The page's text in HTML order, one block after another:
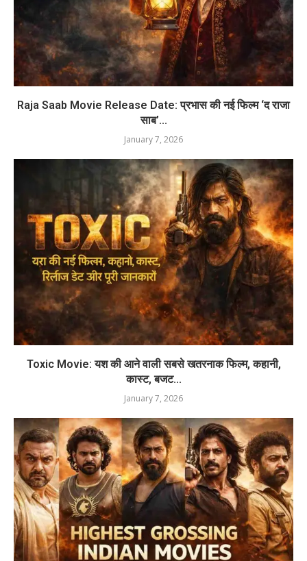
Raja Saab Movie Release Date: प्रभास की नई फिल्म ‘द राजा
साब’...
January 7, 2026
Toxic Movie: यश की आने वाली सबसे खतरनाक फिल्म, कहानी,
कास्ट, बजट...
January 7, 2026